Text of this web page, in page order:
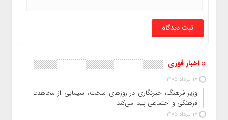
:: اخبار فوری
17 مرداد 1405
وزیر فرهنگ؛ خبرنگاری در روزهای سخت، سیمایی از مجاهدت
فرهنگی و اجتماعی پیدا می‌کند
17 مرداد 1405